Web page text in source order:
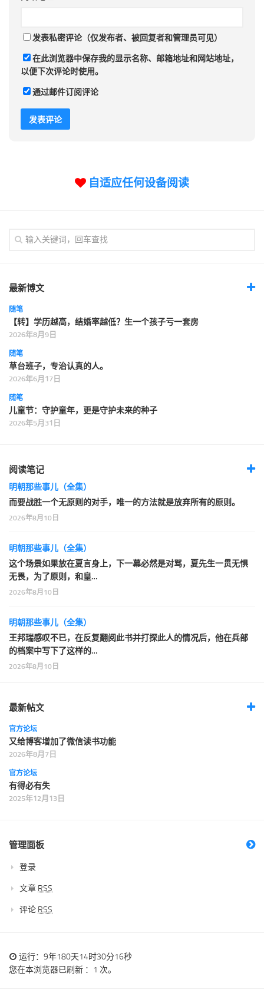
发表私密评论（仅发布者、被回复者和管理员可见）
在此浏览器中保存我的显示名称、邮箱地址和网站地址，
以便下次评论时使用。
通过邮件订阅评论
自适应任何设备阅读
最新博文
随笔
【转】学历越高，结婚率越低？生一个孩子亏一套房
2026年8月9日
随笔
草台班子，专治认真的人。
2026年6月17日
随笔
儿童节：守护童年，更是守护未来的种子
2026年5月31日
阅读笔记
明朝那些事儿（全集）
而要战胜一个无原则的对手，唯一的方法就是放弃所有的原则。
2026年8月10日
明朝那些事儿（全集）
这个场景如果放在夏言身上，下一幕必然是对骂，夏先生一贯无惧
无畏，为了原则，和皇…
2026年8月10日
明朝那些事儿（全集）
王邦瑞感叹不已，在反复翻阅此书并打探此人的情况后，他在兵部
的档案中写下了这样的…
2026年8月10日
最新帖文
官方论坛
又给博客增加了微信读书功能
2026年8月7日
官方论坛
有得必有失
2025年12月13日
管理面板
登录
文章 RSS
评论 RSS
运行：9年180天14时30分17秒
您在本浏览器已刷新 ：1 次。